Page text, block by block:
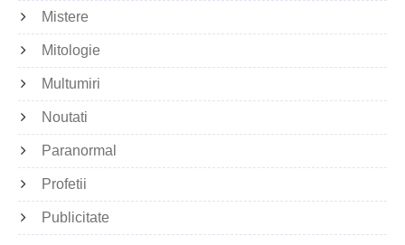
Mistere
Mitologie
Multumiri
Noutati
Paranormal
Profetii
Publicitate